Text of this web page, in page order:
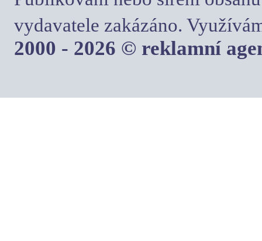
vydavatele zakázáno.
2000 - 2026 © reklamní